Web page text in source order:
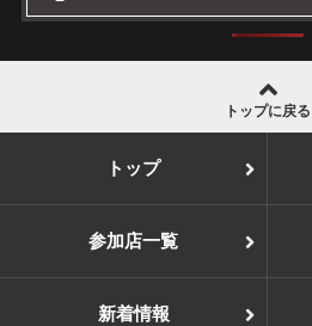
トップに戻る
トップ
参加店一覧
新着情報